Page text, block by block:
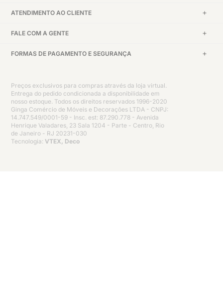
ATENDIMENTO AO CLIENTE
FALE COM A GENTE
FORMAS DE PAGAMENTO E SEGURANÇA
Preços exclusivos para compras através da loja virtual.
Entrega do pedido condicionada a disponibilidade em
nosso estoque. Todos os direitos reservados 1996-2020
Ginga Comércio de Móveis e Decorações LTDA - CNPJ:
14.747.549/0001-59 - Insc. est: 87.290.778 - Avenida
Henrique Valadares, 23 Sala 1204 - Parte - Centro, Rio
de Janeiro - RJ 20231-030
Tecnologia: VTEX, Deco